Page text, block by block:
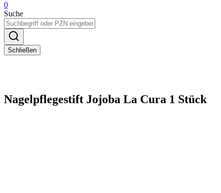
0
Suche
Schließen
Nagelpflegestift Jojoba La Cura 1 Stück